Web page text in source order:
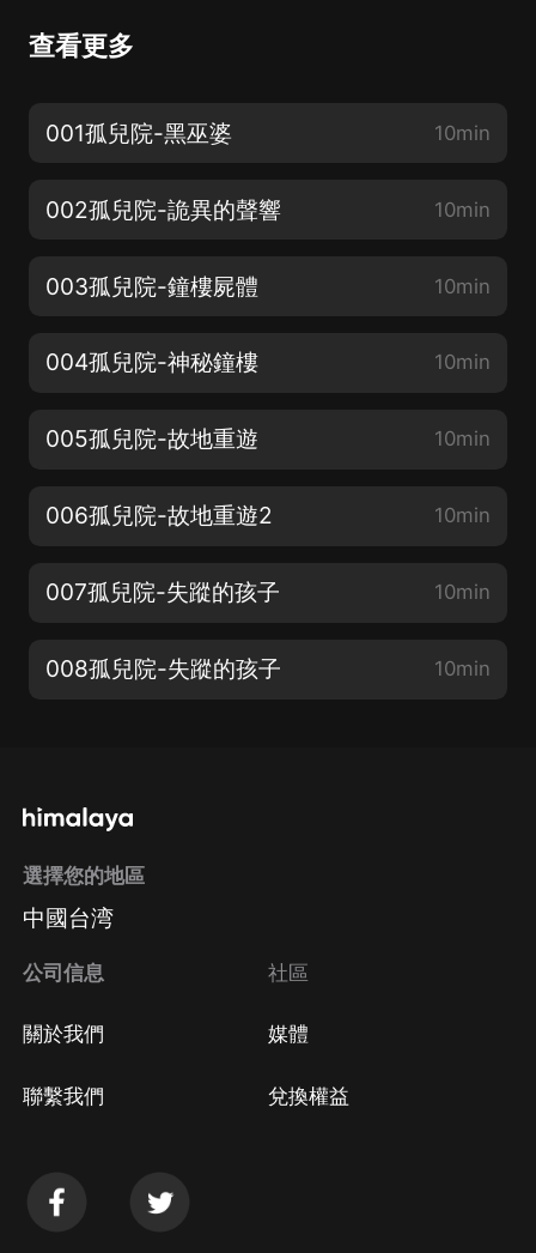
查看更多
001孤兒院-黑巫婆 10min
002孤兒院-詭異的聲響 10min
003孤兒院-鐘樓屍體 10min
004孤兒院-神秘鐘樓 10min
005孤兒院-故地重遊 10min
006孤兒院-故地重遊2 10min
007孤兒院-失蹤的孩子 10min
008孤兒院-失蹤的孩子 10min
選擇您的地區
中國台湾
公司信息
關於我們
聯繫我們
社區
媒體
兌換權益